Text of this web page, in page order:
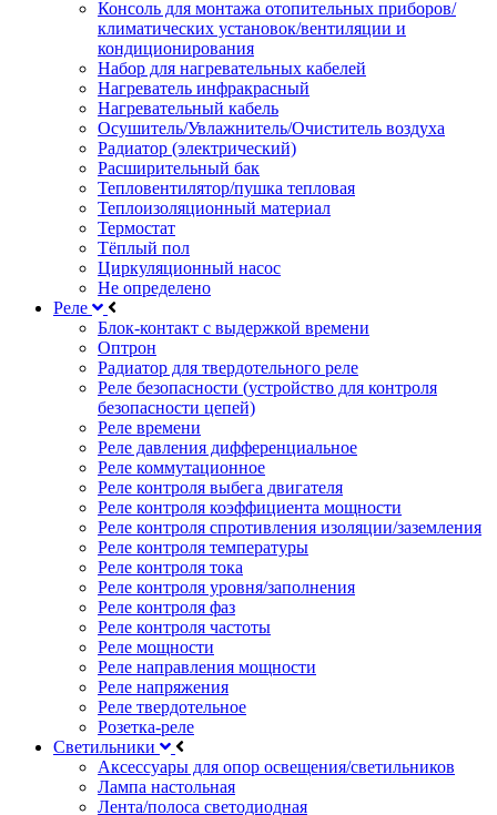
Консоль для монтажа отопительных приборов/
климатических установок/вентиляции и
кондиционирования
Набор для нагревательных кабелей
Нагреватель инфракрасный
Нагревательный кабель
Осушитель/Увлажнитель/Очиститель воздуха
Радиатор (электрический)
Расширительный бак
Тепловентилятор/пушка тепловая
Теплоизоляционный материал
Термостат
Тёплый пол
Циркуляционный насос
Не определено
Реле
Блок-контакт с выдержкой времени
Оптрон
Радиатор для твердотельного реле
Реле безопасности (устройство для контроля
безопасности цепей)
Реле времени
Реле давления дифференциальное
Реле коммутационное
Реле контроля выбега двигателя
Реле контроля коэффициента мощности
Реле контроля спротивления изоляции/заземления
Реле контроля температуры
Реле контроля тока
Реле контроля уровня/заполнения
Реле контроля фаз
Реле контроля частоты
Реле мощности
Реле направления мощности
Реле напряжения
Реле твердотельное
Розетка-реле
Светильники
Аксессуары для опор освещения/светильников
Лампа настольная
Лента/полоса светодиодная